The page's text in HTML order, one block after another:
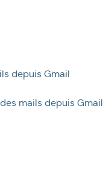
depuis Gmail
mails depuis Gmail